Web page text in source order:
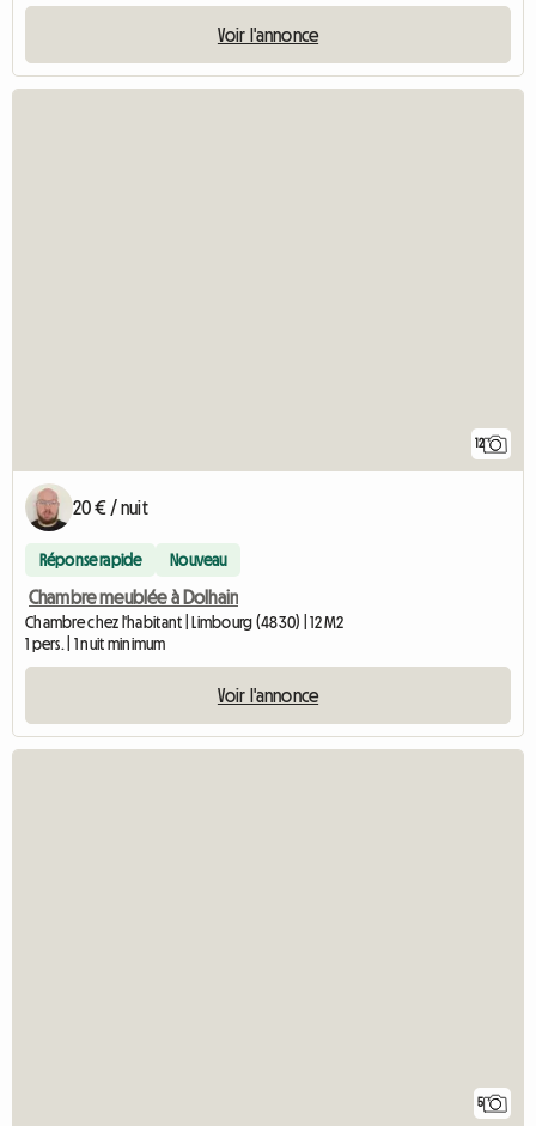
Voir l'annonce
12
20 € / nuit
Réponse rapide Nouveau
Chambre meublée à Dolhain
Chambre chez l'habitant | Limbourg (4830) | 12 M2
1 pers. | 1 nuit minimum
Voir l'annonce
5